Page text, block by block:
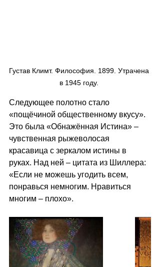
Густав Климт. Философия. 1899. Утрачена
в 1945 году.
Следующее полотно стало
«пощёчиной общественному вкусу».
Это была «Обнажённая Истина» –
чувственная рыжеволосая
красавица с зеркалом истины в
руках. Над ней – цитата из Шиллера:
«Если не можешь угодить всем,
понравься немногим. Нравиться
многим – плохо».